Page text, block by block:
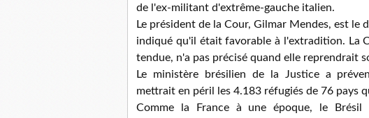
de l'ex-militant d'extrême-gauche italien.
Le président de la Cour, Gilmar Mendes, est le
indiqué qu'il était favorable à l'extradition. La
tendue, n'a pas précisé quand elle reprendrait
Le ministère brésilien de la Justice a
mettrait en péril les 4.183 réfugiés de 76 pays
Comme la France à une époque, le